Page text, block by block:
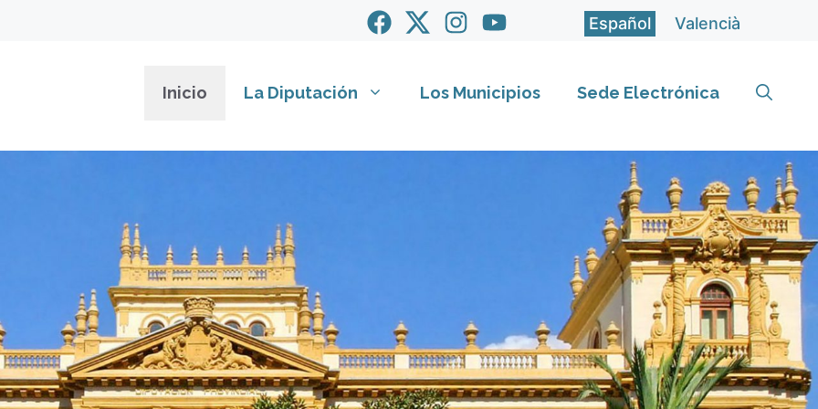
Español Valencià
Inicio La Diputación Los Municipios Sede Electrónica